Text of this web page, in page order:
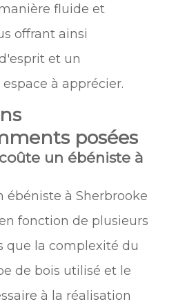
fluide et
offrant ainsi
et un
à apprécier.
posées
un ébéniste à
ébéniste à Sherbrooke
fonction de plusieurs
que la complexité du
de bois utilisé et le
à la réalisation